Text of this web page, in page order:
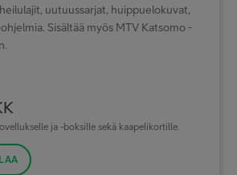
uutuussarjat, huippuelokuvat,
Sisältää myös MTV Katsomo -
ja -boksille sekä kaapelikortille.